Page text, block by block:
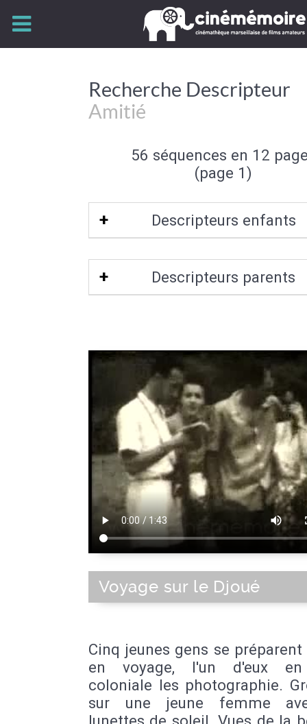
Recherche Descripteur
Amitié
56 séquences en 12
(page 1)
Descripteurs enfants
Complicité
Descripteurs parents
Voyage sur le Djoué
Cinq jeunes gens se
en voyage, l'un d'eux
coloniale les photographie.
sur une jeune femme
lunettes de soleil. Vues de la